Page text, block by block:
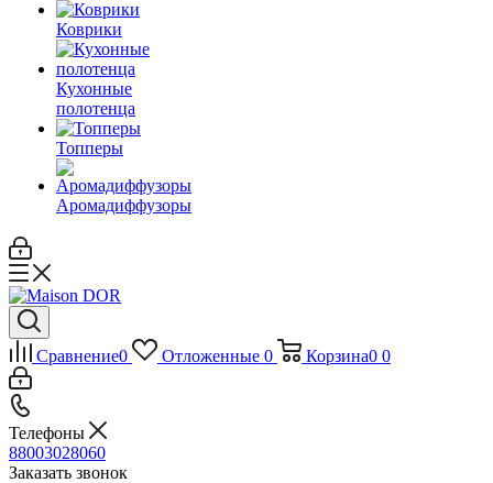
Коврики
Кухонные
полотенца
Топперы
Аромадиффузоры
Сравнение0 Отложенные 0 Корзина0 0
Телефоны
88003028060
Заказать звонок